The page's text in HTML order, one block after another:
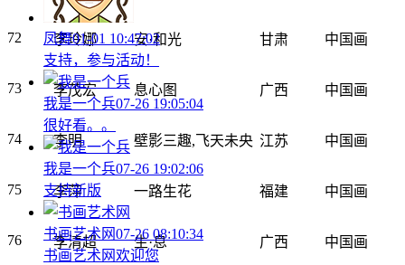
72 李玲娜 安·和光 甘肃 中国画
73 李茂宏 息心图 广西 中国画
74 李明 壁影三趣,飞天未央 江苏 中国画
75 李萍 一路生花 福建 中国画
76 李清超 生·息 广西 中国画
凤舞01-01 10:47:02
支持，参与活动！
我是一个兵07-26 19:05:04
很好看。。
我是一个兵07-26 19:02:06
支持新版
书画艺术网07-26 08:10:34
书画艺术网欢迎您